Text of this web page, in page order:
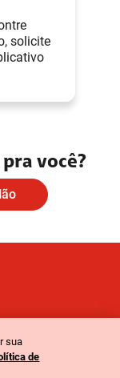
solicite
você?
sua
de